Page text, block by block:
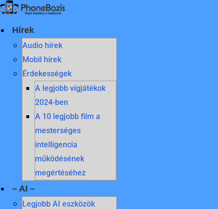
Skip
to
content
Hírek
Audio hírek
Mobil hírek
Érdekességek
A legjobb vígjátékok
2024-ben
A 10 legjobb film a
mesterséges
intelligencia
működésének
megértéséhez
– AI –
Legjobb AI eszközök